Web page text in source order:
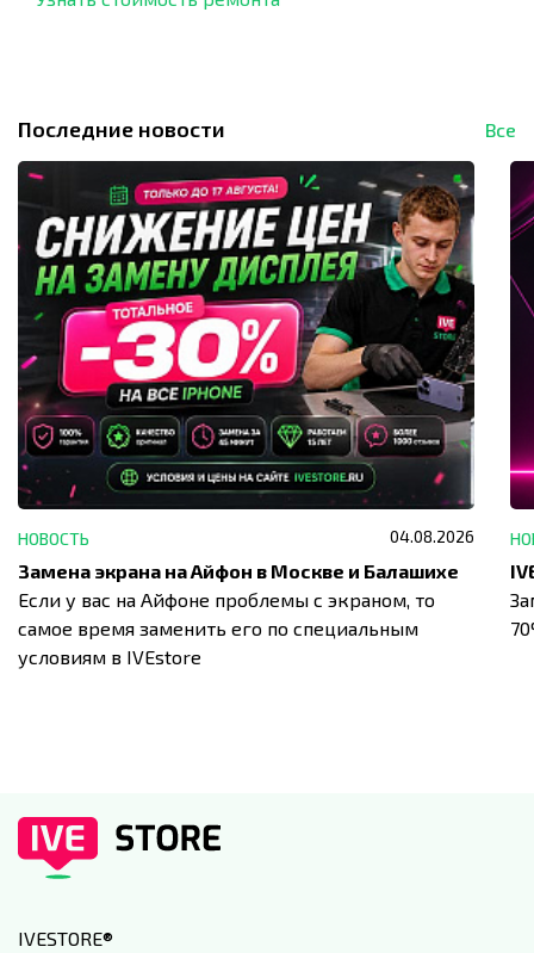
Последние новости Все
НОВОСТЬ 04.08.2026
Замена экрана на Айфон в Москве и Балашихе
Если у вас на Айфоне проблемы с экраном, то
самое время заменить его по специальным
условиям в IVEstore
IVESTORE®